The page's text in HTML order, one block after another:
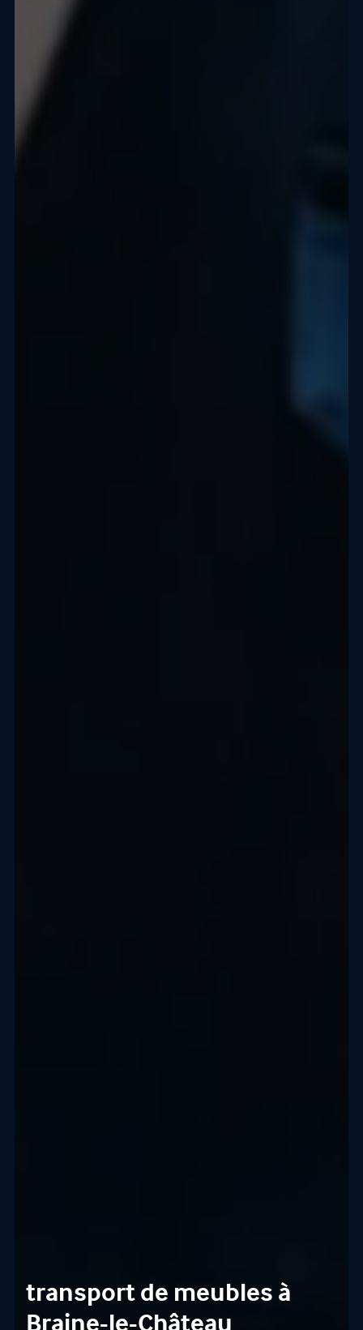
transport de meubles à
Braine-le-Château